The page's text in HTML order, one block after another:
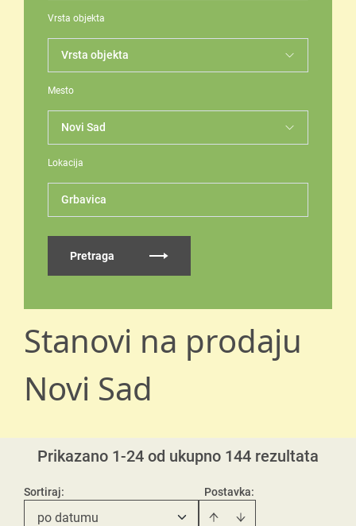
Vrsta objekta
Mesto
Lokacija
Grbavica
Pretraga
Stanovi na prodaju
Novi Sad
Prikazano 1-24 od ukupno 144 rezultata
Postavka:
Sortiraj:
po datumu